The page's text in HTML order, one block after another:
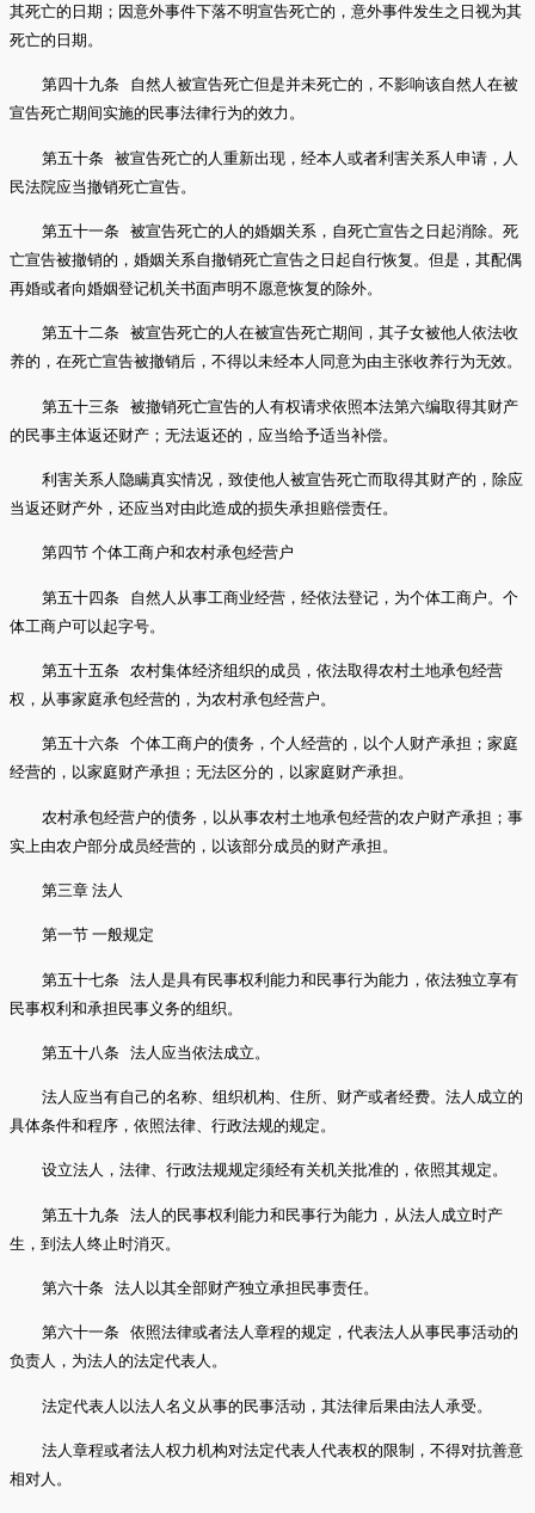
其死亡的日期；因意外事件下落不明宣告死亡的，意外事件发生之日视为其
死亡的日期。
第四十九条 自然人被宣告死亡但是并未死亡的，不影响该自然人在被
宣告死亡期间实施的民事法律行为的效力。
第五十条 被宣告死亡的人重新出现，经本人或者利害关系人申请，人
民法院应当撤销死亡宣告。
第五十一条 被宣告死亡的人的婚姻关系，自死亡宣告之日起消除。死
亡宣告被撤销的，婚姻关系自撤销死亡宣告之日起自行恢复。但是，其配偶
再婚或者向婚姻登记机关书面声明不愿意恢复的除外。
第五十二条 被宣告死亡的人在被宣告死亡期间，其子女被他人依法收
养的，在死亡宣告被撤销后，不得以未经本人同意为由主张收养行为无效。
第五十三条 被撤销死亡宣告的人有权请求依照本法第六编取得其财产
的民事主体返还财产；无法返还的，应当给予适当补偿。
利害关系人隐瞒真实情况，致使他人被宣告死亡而取得其财产的，除应
当返还财产外，还应当对由此造成的损失承担赔偿责任。
第四节 个体工商户和农村承包经营户
第五十四条 自然人从事工商业经营，经依法登记，为个体工商户。个
体工商户可以起字号。
第五十五条 农村集体经济组织的成员，依法取得农村土地承包经营
权，从事家庭承包经营的，为农村承包经营户。
第五十六条 个体工商户的债务，个人经营的，以个人财产承担；家庭
经营的，以家庭财产承担；无法区分的，以家庭财产承担。
农村承包经营户的债务，以从事农村土地承包经营的农户财产承担；事
实上由农户部分成员经营的，以该部分成员的财产承担。
第三章 法人
第一节 一般规定
第五十七条 法人是具有民事权利能力和民事行为能力，依法独立享有
民事权利和承担民事义务的组织。
第五十八条 法人应当依法成立。
法人应当有自己的名称、组织机构、住所、财产或者经费。法人成立的
具体条件和程序，依照法律、行政法规的规定。
设立法人，法律、行政法规规定须经有关机关批准的，依照其规定。
第五十九条 法人的民事权利能力和民事行为能力，从法人成立时产
生，到法人终止时消灭。
第六十条 法人以其全部财产独立承担民事责任。
第六十一条 依照法律或者法人章程的规定，代表法人从事民事活动的
负责人，为法人的法定代表人。
法定代表人以法人名义从事的民事活动，其法律后果由法人承受。
法人章程或者法人权力机构对法定代表人代表权的限制，不得对抗善意
相对人。